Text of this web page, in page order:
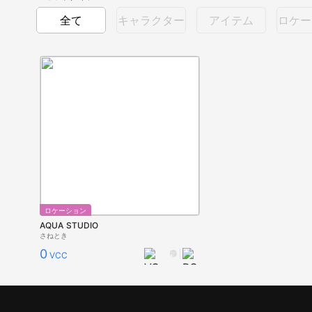
全て キャラクター アイテム ロケ
ロケーション
AQUA STUDIO
さねとき
0 VCC